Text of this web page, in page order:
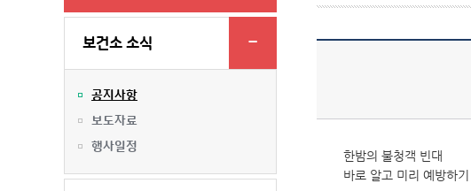
보건소 소식
공지사항
보도자료
행사일정
한밤의 불청객 빈대
바로 알고 미리 예방하기